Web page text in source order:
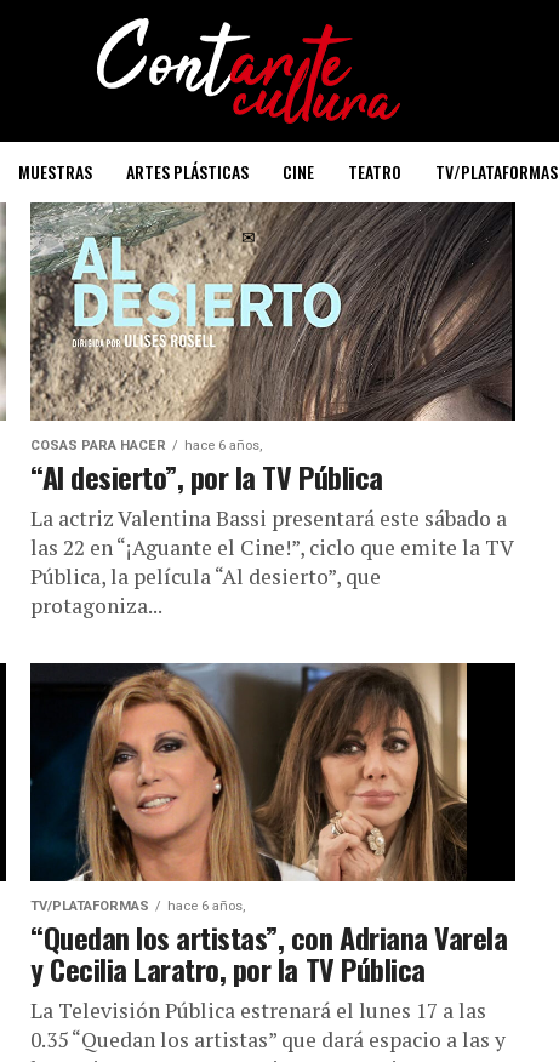
MUESTRAS ARTES PLÁSTICAS CINE TEATRO TV/PLATAFORMAS
✉
COSAS PARA HACER hace 6 años,
“Al desierto”, por la TV Pública
La actriz Valentina Bassi presentará este sábado a
las 22 en “¡Aguante el Cine!”, ciclo que emite la TV
Pública, la película “Al desierto”, que
protagoniza...
TV/PLATAFORMAS hace 6 años,
“Quedan los artistas”, con Adriana Varela
y Cecilia Laratro, por la TV Pública
La Televisión Pública estrenará el lunes 17 a las
0.35 “Quedan los artistas” que dará espacio a las y